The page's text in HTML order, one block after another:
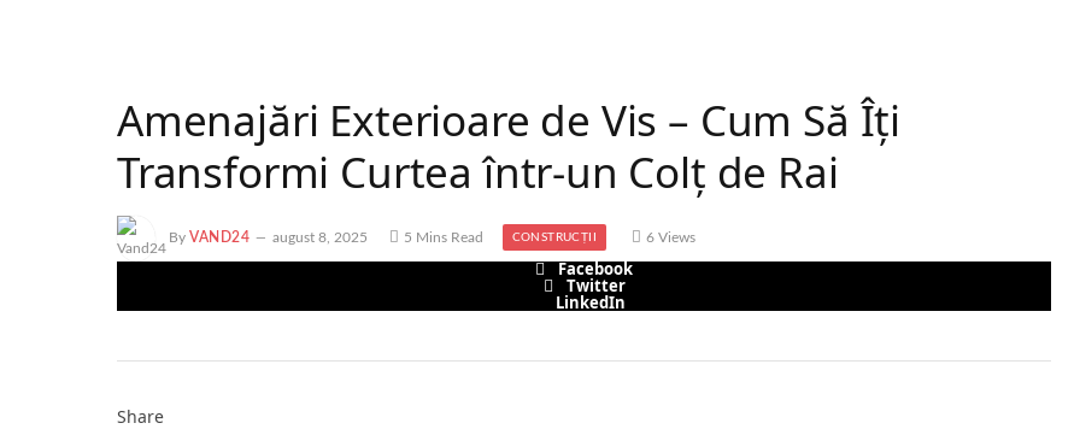
Amenajări Exterioare de Vis – Cum Să Îți
Transformi Curtea într-un Colț de Rai
By VAND24 august 8, 2025 5 Mins Read CONSTRUCȚII 6Views
Facebook
Twitter
LinkedIn
Share